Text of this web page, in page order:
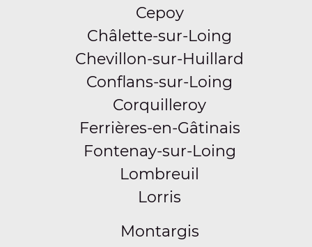
Cepoy
Châlette-sur-Loing
Chevillon-sur-Huillard
Conflans-sur-Loing
Corquilleroy
Ferrières-en-Gâtinais
Fontenay-sur-Loing
Lombreuil
Lorris
Montargis